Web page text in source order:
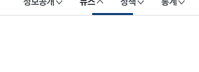
이 누리집은 대한민국 공식 전자정부 누리집입니다.